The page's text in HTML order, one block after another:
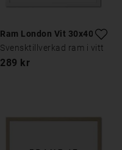
Ram London Vit 30x40
Svensktillverkad ram i vitt
289 kr